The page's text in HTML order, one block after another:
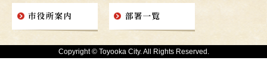
Copyright © Toyooka City. All Rights Reserved.